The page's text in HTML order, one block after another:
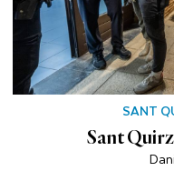
SANT
Sant